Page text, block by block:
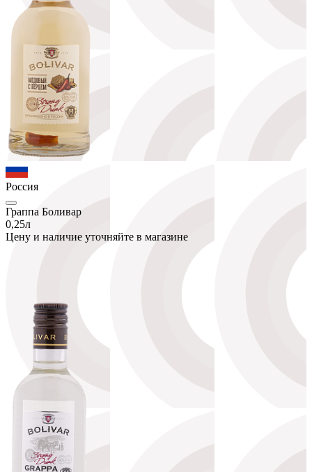
Россия
Граппа Боливар
0,25л
Цену и наличие уточняйте в магазине